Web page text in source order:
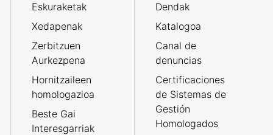
Eskuraketak
Xedapenak
Zerbitzuen
Aurkezpena
Hornitzaileen
homologazioa
Beste Gai
Interesgarriak
Dendak
Katalogoa
Canal de
denuncias
Certificaciones
de Sistemas de
Gestión
Homologados